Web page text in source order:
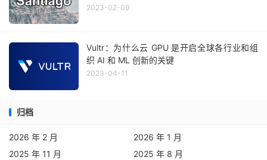
2023-02-09
Vultr：为什么云 GPU 是开启全球各行业和组
织 AI 和 ML 创新的关键
2023-04-11
归档
2026 年 2 月
2026 年 1 月
2025 年 11 月
2025 年 8 月